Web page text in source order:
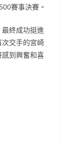
賽事決賽。
終成功挺進
交手的宮崎
到興奮和喜